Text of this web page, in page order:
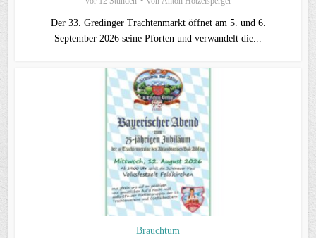
Der 33. Gredinger Trachtenmarkt öffnet am 5. und 6.
September 2026 seine Pforten und verwandelt die...
Brauchtum